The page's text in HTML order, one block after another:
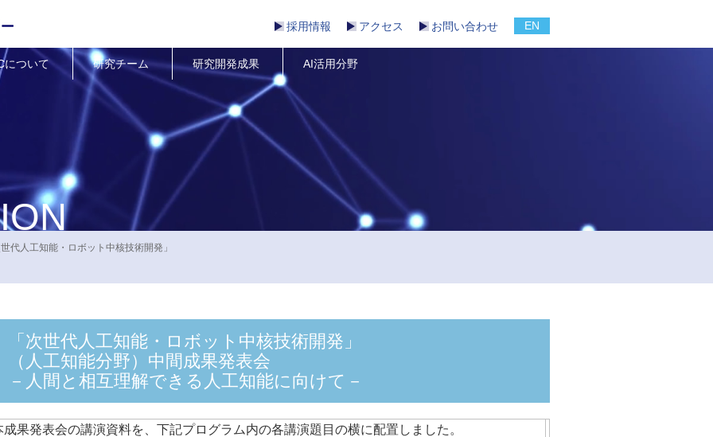
採用情報 アクセス お問い合わせ EN
について 研究チーム 研究開発成果 AI活用分野
世代人工知能・ロボット中核技術開発」
「次世代人工知能・ロボット中核技術開発」
（人工知能分野）中間成果発表会
－人間と相互理解できる人工知能に向けて－
成果発表会の講演資料を、下記プログラム内の各講演題目の横に配置しました。